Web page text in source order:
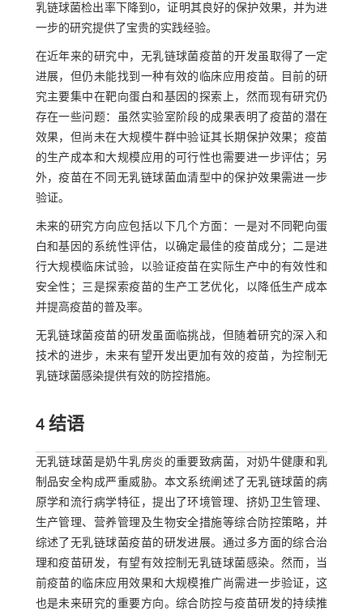
乳链球菌检出率下降到0，证明其良好的保护效果，并为进
一步的研究提供了宝贵的实践经验。
在近年来的研究中，无乳链球菌疫苗的开发虽取得了一定
进展，但仍未能找到一种有效的临床应用疫苗。目前的研
究主要集中在靶向蛋白和基因的探索上，然而现有研究仍
存在一些问题：虽然实验室阶段的成果表明了疫苗的潜在
效果，但尚未在大规模牛群中验证其长期保护效果；疫苗
的生产成本和大规模应用的可行性也需要进一步评估；另
外，疫苗在不同无乳链球菌血清型中的保护效果需进一步
验证。
未来的研究方向应包括以下几个方面：一是对不同靶向蛋
白和基因的系统性评估，以确定最佳的疫苗成分；二是进
行大规模临床试验，以验证疫苗在实际生产中的有效性和
安全性；三是探索疫苗的生产工艺优化，以降低生产成本
并提高疫苗的普及率。
无乳链球菌疫苗的研发虽面临挑战，但随着研究的深入和
技术的进步，未来有望开发出更加有效的疫苗，为控制无
乳链球菌感染提供有效的防控措施。
4 结语
无乳链球菌是奶牛乳房炎的重要致病菌，对奶牛健康和乳
制品安全构成严重威胁。本文系统阐述了无乳链球菌的病
原学和流行病学特征，提出了环境管理、挤奶卫生管理、
生产管理、营养管理及生物安全措施等综合防控策略，并
综述了无乳链球菌疫苗的研发进展。通过多方面的综合治
理和疫苗研发，有望有效控制无乳链球菌感染。然而，当
前疫苗的临床应用效果和大规模推广尚需进一步验证，这
也是未来研究的重要方向。综合防控与疫苗研发的持续推